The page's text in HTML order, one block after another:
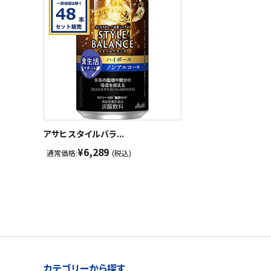
アサヒ スタイルバラ...
通常価格:¥6,289 (税込)